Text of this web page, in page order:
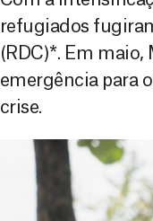
refugiados
(RDC)*. Em
emergência para
crise.